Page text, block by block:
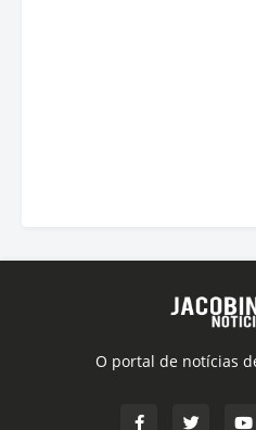
O portal de notícias